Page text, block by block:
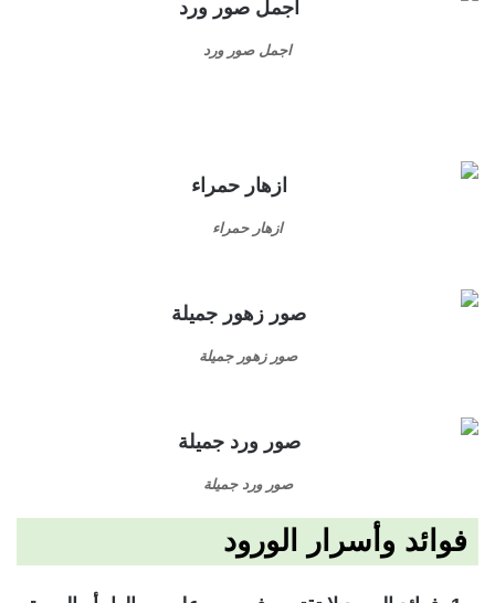
اجمل صور ورد
ازهار حمراء
صور زهور جميلة
صور ورد جميلة
فوائد وأسرار الورود